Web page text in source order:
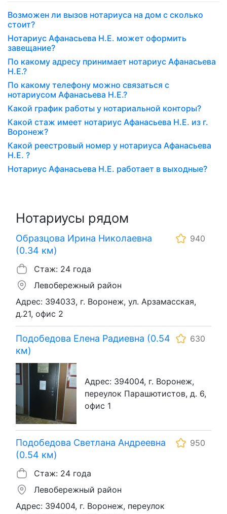
Возможен ли вызов нотариуса на дом с сколько
стоит?
Нотариус Афанасьева Н.Е. может оформить
завещание?
По какому адресу принимает нотариус Афанасьева
Н.Е.?
По какому телефону можно связаться с
нотариусом Афанасьева Н.Е.?
Какой график работы у нотариальной конторы?
Какой стаж имеет нотариус Афанасьева Н.Е. из г.
Воронеж?
Какой реестровый номер у нотариуса Афанасьева
Н.Е. ?
Нотариус Афанасьева Н.Е. работает в выходные?
Нотариусы рядом
Образцова Ирина Николаевна
(0.34 км)
940
Стаж: 24 года
Левобережный район
Адрес: 394033, г. Воронеж, ул. Арзамасская,
д.21, офис 2
Подобедова Елена Радиевна (0.54
км)
630
Адрес: 394004, г. Воронеж,
переулок Парашютистов, д. 6,
офис 1
Подобедова Светлана Андреевна
(0.54 км)
950
Стаж: 24 года
Левобережный район
Адрес: 394004, г. Воронеж, переулок